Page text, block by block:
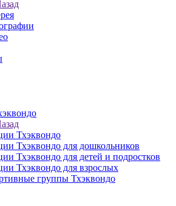
Тхэквондо
Тхэквондо для дошкольников
Тхэквондо для детей и подростков
Тхэквондо для взрослых
группы Тхэквондо